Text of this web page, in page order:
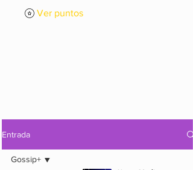
Ver puntos
Entrada
Gossip+